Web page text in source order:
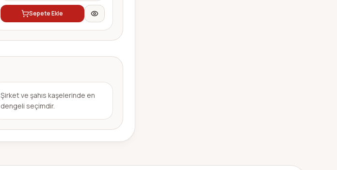
Sepete Ekle
Şirket ve şahıs kaşelerinde en
dengeli seçimdir.